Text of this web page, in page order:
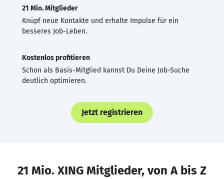
21 Mio. Mitglieder
Knüpf neue Kontakte und erhalte Impulse für ein
besseres Job-Leben.
Kostenlos profitieren
Schon als Basis-Mitglied kannst Du Deine Job-Suche
deutlich optimieren.
Jetzt registrieren
21 Mio. XING Mitglieder, von A bis Z